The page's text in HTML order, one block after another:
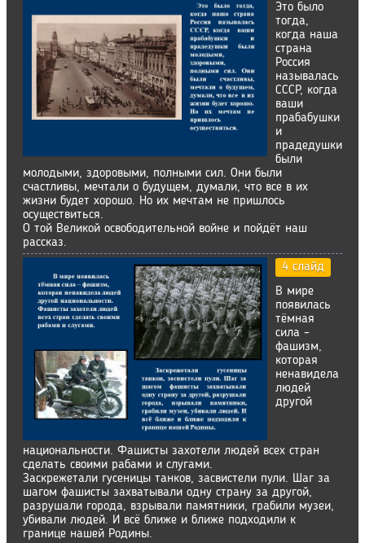
Это было
тогда,
когда наша
страна
Россия
называлась
СССР, когда
ваши
прабабушки
и
прадедушки
были
молодыми, здоровыми, полными сил. Они были
счастливы, мечтали о будущем, думали, что все в их
жизни будет хорошо. Но их мечтам не пришлось
осуществиться.
О той Великой освободительной войне и пойдёт наш
рассказ.
4 слайд
В мире
появилась
тёмная
сила –
фашизм,
которая
ненавидела
людей
другой
национальности. Фашисты захотели людей всех стран
сделать своими рабами и слугами.
Заскрежетали гусеницы танков, засвистели пули. Шаг за
шагом фашисты захватывали одну страну за другой,
разрушали города, взрывали памятники, грабили музеи,
убивали людей. И всё ближе и ближе подходили к
границе нашей Родины.